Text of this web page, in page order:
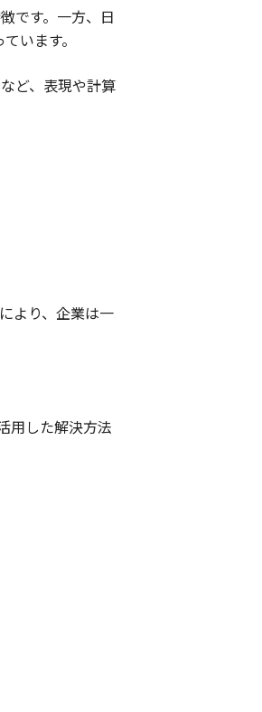
です。一方、日
います。
ど、表現や計算
より、企業は一
用した解決方法